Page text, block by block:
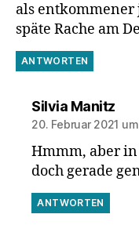
als
späte Rache am
ANTWORTEN
Silvia Manitzsagt:
20. Februar 2021 um
Hmmm, aber
doch gerade
ANTWORTEN